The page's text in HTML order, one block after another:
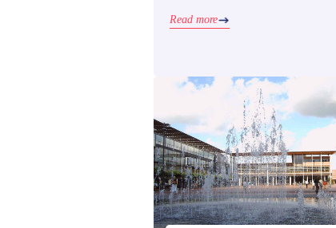
stelde de gemeente voor een
kabinetszaken en
hoe ze dat doet.
Read more